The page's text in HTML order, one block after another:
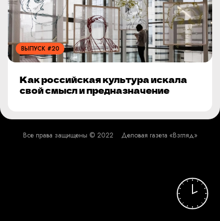
ВЫПУСК #20
Как российская культура искала
свой смысл и предназначение
Все права защищены © 2022 Деловая газета «Взгляд»